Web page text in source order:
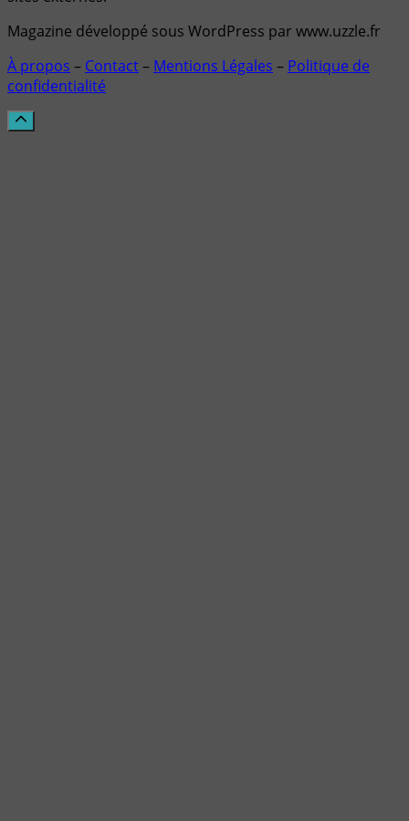
Magazine développé sous WordPress par www.uzzle.fr
À propos – Contact– Mentions Légales – Politique de
confidentialité